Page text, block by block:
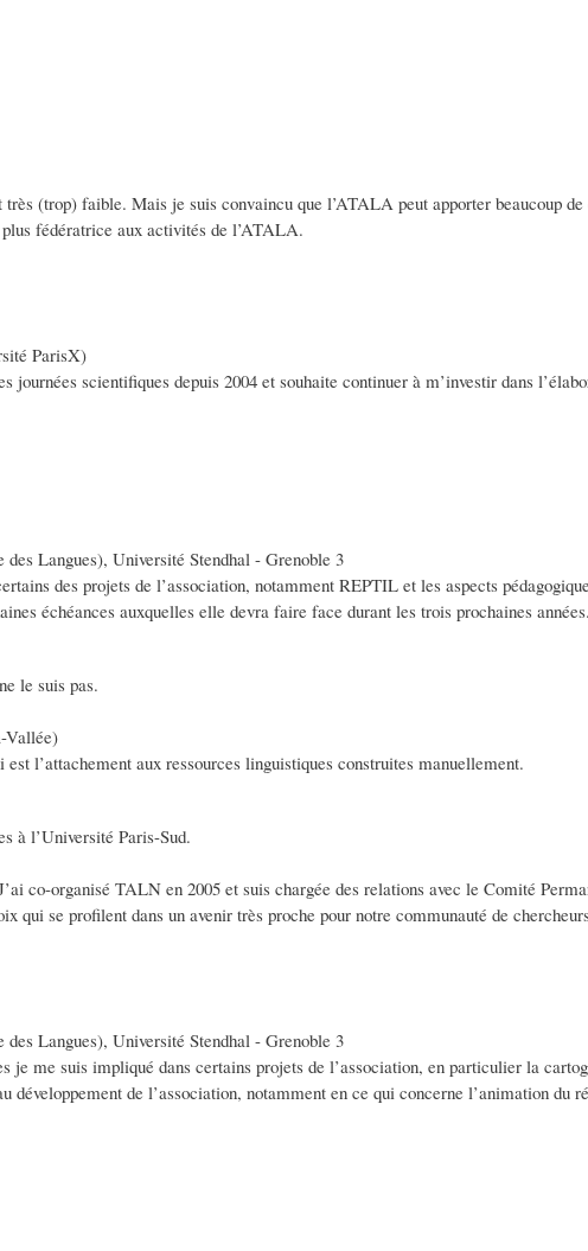
(trop) faible. Mais je suis convaincu que l’ATALA peut apporter beaucoup
fédératrice aux activités de l’ATALA.
ParisX)
scientifiques depuis 2004 et souhaite continuer à m’investir dans
Langues), Université Stendhal - Grenoble 3
des projets de l’association, notamment REPTIL et les aspects
échéances auxquelles elle devra faire face durant les trois prochaines années.
le suis pas.
Vallée)
l’attachement aux ressources linguistiques construites manuellement.
à l’Université Paris-Sud.
co-organisé TALN en 2005 et suis chargée des relations avec le Comité
qui se profilent dans un avenir très proche pour notre communauté de
Langues), Université Stendhal - Grenoble 3
me suis impliqué dans certains projets de l’association, en particulier la
de l’association, notamment en ce qui concerne l’animation du